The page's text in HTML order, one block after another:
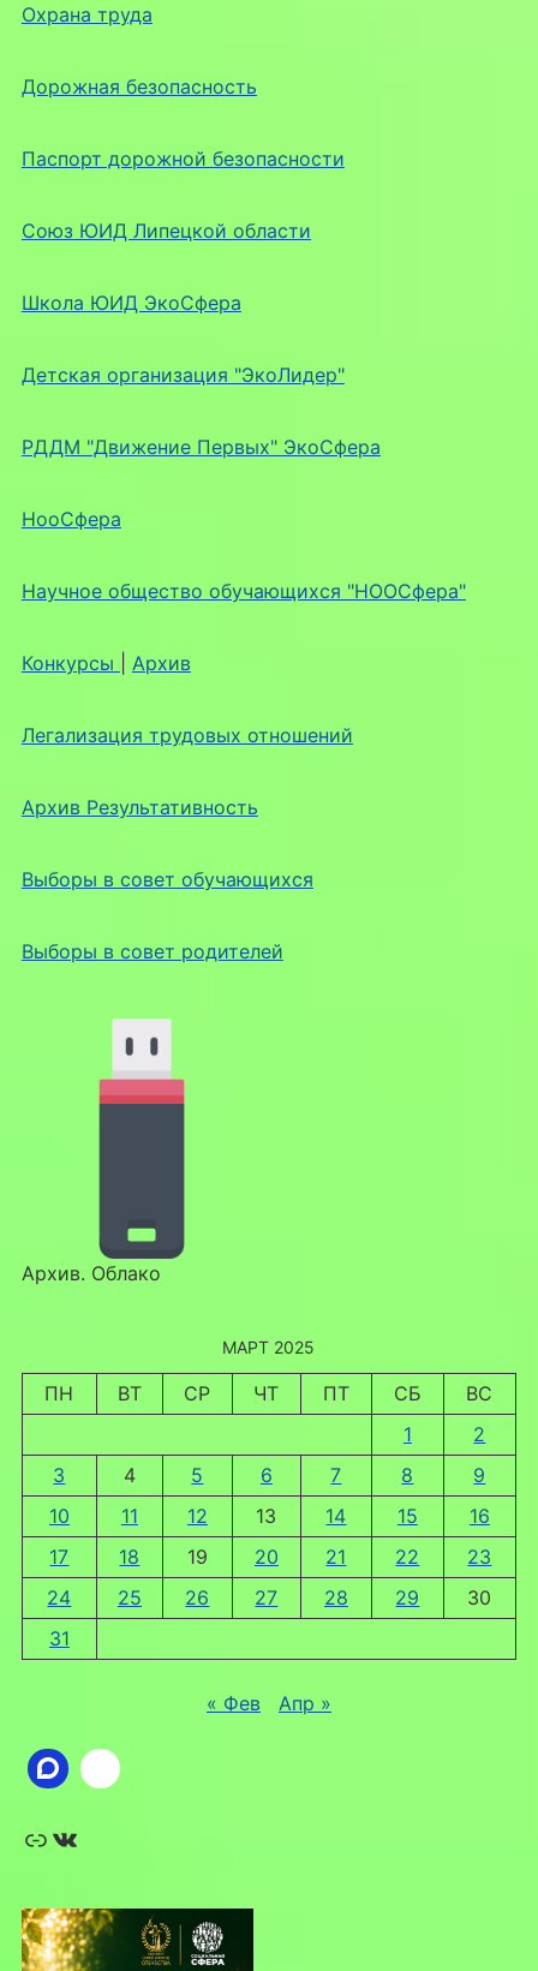
Охрана труда
Дорожная безопасность
Паспорт дорожной безопасности
Союз ЮИД Липецкой области
Школа ЮИД ЭкоСфера
Детская организация "ЭкоЛидер"
РДДМ "Движение Первых" ЭкоСфера
НооСфера
Научное общество обучающихся "НООСфера"
Конкурсы Архив
Легализация трудовых отношений
Архив Результативность
Выборы в совет обучающихся
Выборы в совет родителей
Архив. Облако
МАРТ 2025
ПН ВТ СР ЧТ ПТ СБ
ВС
1
2
3
4 5 6 7 8
9
10
11 12 13 14 15
16
17
18 19 20 21 22
23
24
25 26 27 28 29
30
31
« Фев Апр »
Ссылка